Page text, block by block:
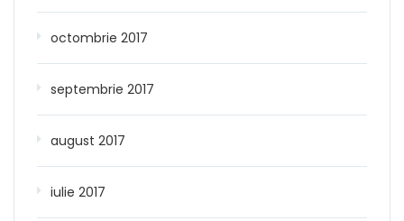
octombrie 2017
septembrie 2017
august 2017
iulie 2017